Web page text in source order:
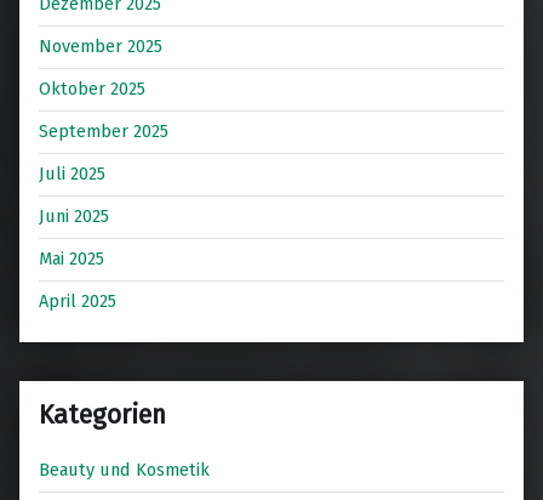
November 2025
Oktober 2025
September 2025
Juli 2025
Juni 2025
Mai 2025
April 2025
Kategorien
Beauty und Kosmetik